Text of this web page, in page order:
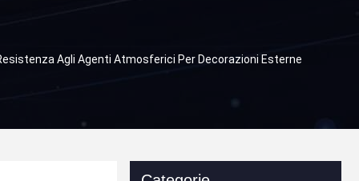
Agli Agenti Atmosferici Per Decorazioni Esterne